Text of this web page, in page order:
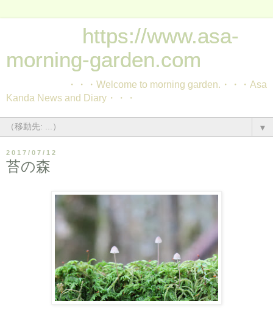
https://www.asa-
morning-garden.com
・・・Welcome to morning garden.・・・Asa
Kanda News and Diary・・・
▼
2017/07/12
苔の森